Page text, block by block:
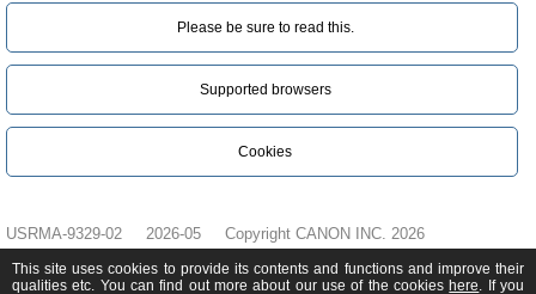
Please be sure to read this.‎
Supported browsers
Cookies
USRMA-9329-02 2026-05 Copyright CANON INC. 2026
This site uses cookies to provide its contents and functions and improve their
qualities etc. You can find out more about our use of the cookies here. If you